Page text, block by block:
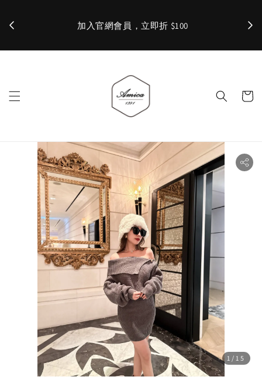
加入官網會員，立即折 $100 ✨
1 /15